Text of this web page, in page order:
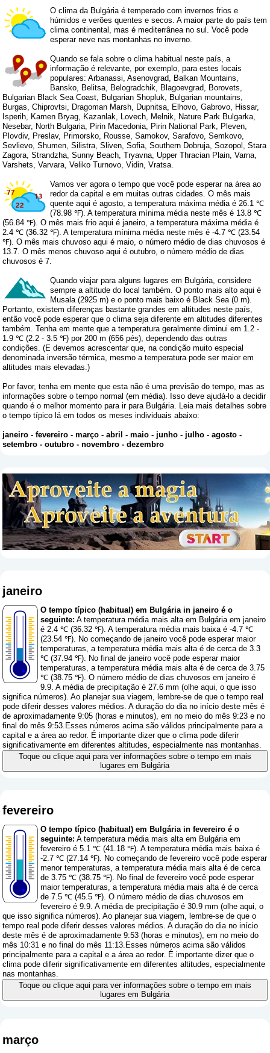
O clima da Bulgária é temperado com invernos frios e
húmidos e verões quentes e secos. A maior parte do país tem
clima continental, mas é mediterrânea no sul. Você pode
esperar neve nas montanhas no inverno.
Quando se fala sobre o clima habitual neste país, a
informação é relevante, por exemplo, para estes locais
populares: Arbanassi, Asenovgrad, Balkan Mountains,
Bansko, Belitsa, Belogradchik, Blagoevgrad, Borovets,
Bulgarian Black Sea Coast, Bulgarian Shopluk, Bulgarian mountains,
Burgas, Chiprovtsi, Dragoman Marsh, Dupnitsa, Elhovo, Gabrovo, Hissar,
Isperih, Kamen Bryag, Kazanlak, Lovech, Melnik, Nature Park Bulgarka,
Nesebar, North Bulgaria, Pirin Macedonia, Pirin National Park, Pleven,
Plovdiv, Preslav, Primorsko, Rousse, Samokov, Sarafovo, Semkovo,
Sevlievo, Shumen, Silistra, Sliven, Sofia, Southern Dobruja, Sozopol, Stara
Zagora, Strandzha, Sunny Beach, Tryavna, Upper Thracian Plain, Varna,
Varshets, Varvara, Veliko Turnovo, Vidin, Vratsa.
Vamos ver agora o tempo que você pode esperar na área ao
redor da capital e em muitas outras cidades. O mês mais
quente aqui é agosto, a temperatura máxima média é 26.1 ℃
(78.98 ℉). A temperatura mínima média neste mês é 13.8 ℃
(56.84 ℉). O mês mais frio aqui é janeiro, a temperatura máxima média é
2.4 ℃ (36.32 ℉). A temperatura mínima média neste mês é -4.7 ℃ (23.54
℉). O mês mais chuvoso aqui é maio, o número médio de dias chuvosos é
13.7. O mês menos chuvoso aqui é outubro, o número médio de dias
chuvosos é 7.
Quando viajar para alguns lugares em Bulgária, considere
sempre a altitude do local também. O ponto mais alto aqui é
Musala (2925 m) e o ponto mais baixo é Black Sea (0 m).
Portanto, existem diferenças bastante grandes em altitudes neste país,
então você pode esperar que o clima seja diferente em altitudes diferentes
também. Tenha em mente que a temperatura geralmente diminui em 1.2 -
1.9 ℃ (2.2 - 3.5 ℉) por 200 m (656 pés), dependendo das outras
condições. (E devemos acrescentar que, na condição muito especial
denominada inversão térmica, mesmo a temperatura pode ser maior em
altitudes mais elevadas.)
Por favor, tenha em mente que esta não é uma previsão do tempo, mas as
informações sobre o tempo normal (em média). Isso deve ajudá-lo a decidir
quando é o melhor momento para ir para Bulgária. Leia mais detalhes sobre
o tempo típico lá em todos os meses individuais abaixo:
janeiro -fevereiro -março -abril -maio - junho - julho -agosto -
setembro -outubro -novembro -dezembro
janeiro
O tempo típico (habitual) em Bulgária in janeiro é o
seguinte: A temperatura média mais alta em Bulgária em janeiro
é 2.4 ℃ (36.32 ℉). A temperatura média mais baixa é -4.7 ℃
(23.54 ℉). No começando de janeiro você pode esperar maior
temperaturas, a temperatura média mais alta é de cerca de 3.3
℃ (37.94 ℉). No final de janeiro você pode esperar maior
temperaturas, a temperatura média mais alta é de cerca de 3.75
℃ (38.75 ℉). O número médio de dias chuvosos em janeiro é
9.9. A média de precipitação é 27.6 mm (olhe aqui, o que isso
significa números). Ao planejar sua viagem, lembre-se de que o tempo real
pode diferir desses valores médios. A duração do dia no início deste mês é
de aproximadamente 9:05 (horas e minutos), em no meio do mês 9:23 e no
final do mês 9:53.Esses números acima são válidos principalmente para a
capital e a área ao redor. É importante dizer que o clima pode diferir
significativamente em diferentes altitudes, especialmente nas montanhas.
Toque ou clique aqui para ver informações sobre o tempo em mais
lugares em Bulgária
fevereiro
O tempo típico (habitual) em Bulgária in fevereiro é o
seguinte: A temperatura média mais alta em Bulgária em
fevereiro é 5.1 ℃ (41.18 ℉). A temperatura média mais baixa é
-2.7 ℃ (27.14 ℉). No começando de fevereiro você pode esperar
menor temperaturas, a temperatura média mais alta é de cerca
de 3.75 ℃ (38.75 ℉). No final de fevereiro você pode esperar
maior temperaturas, a temperatura média mais alta é de cerca
de 7.5 ℃ (45.5 ℉). O número médio de dias chuvosos em
fevereiro é 9.9. A média de precipitação é 30.9 mm (olhe aqui, o
que isso significa números). Ao planejar sua viagem, lembre-se de que o
tempo real pode diferir desses valores médios. A duração do dia no início
deste mês é de aproximadamente 9:53 (horas e minutos), em no meio do
mês 10:31 e no final do mês 11:13.Esses números acima são válidos
principalmente para a capital e a área ao redor. É importante dizer que o
clima pode diferir significativamente em diferentes altitudes, especialmente
nas montanhas.
Toque ou clique aqui para ver informações sobre o tempo em mais
lugares em Bulgária
março